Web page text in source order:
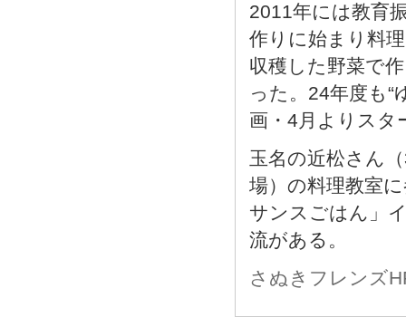
2011年には教育
作りに始まり料
収穫した野菜で
った。24年度も
画・4月よりスタ
玉名の近松さん
場）の料理教室
サンスごはん」
流がある。
さぬきフレンズ